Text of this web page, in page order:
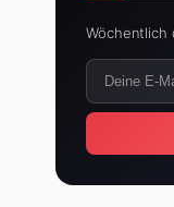
Wöchentlich